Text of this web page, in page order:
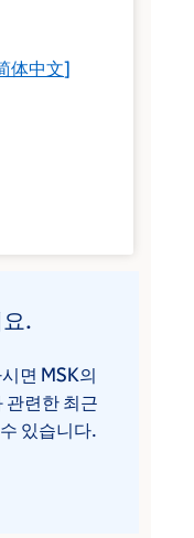
体中文]
.
면 MSK의
관련한 최근
있습니다.